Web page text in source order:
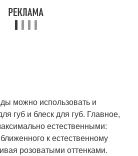
можно использовать и
губ и блеск для губ. Главное,
естественными:
к естественному
розоватыми оттенками.